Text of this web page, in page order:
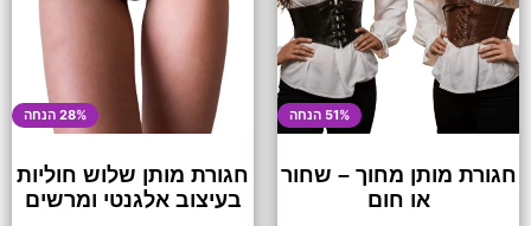
51% הנחה
חגורת מותן מחוך – שחור
או חום
28% הנחה
חגורת מותן שלוש חוליות
בעיצוב אלגנטי ומרשים